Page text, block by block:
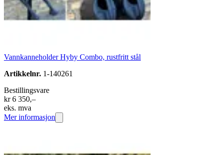
Vannkanneholder Hyby Combo, rustfritt stål
Artikkelnr. 1-140261
Bestillingsvare
kr 6 350,–
eks. mva
Mer informasjon